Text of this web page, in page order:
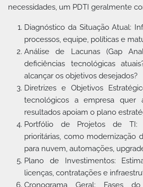
necessidades, um PDTI geralmente
Diagnóstico da Situação Atual:
processos, equipe, políticas e
Análise de Lacunas (Gap
deficiências tecnológicas
alcançar os objetivos desejados?
Diretrizes e Objetivos
tecnológicos a empresa quer
resultados apoiam o plano
Portfólio de Projetos de TI:
prioritárias, como modernização
para nuvem, automações,
Plano de Investimentos:
licenças, contratações e
Cronograma Geral: Fases